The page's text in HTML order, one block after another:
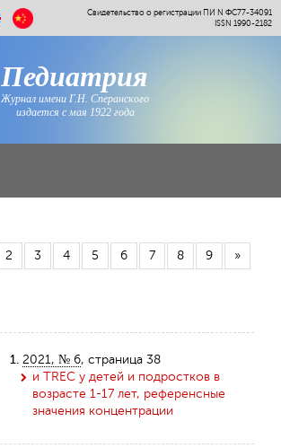
Свидетельство о регистрации ПИ N ФС77-34091
ISSN 1990-2182
Педиатрия
Журнал имени Г.Н. Сперанского
издается с мая 1922 года
2 3 4 5 6 7 8 9
»
1. 2021, № 6, страница 38
и TREC у детей и подростков в
возрасте 1-17 лет, референсные
значения концентрации